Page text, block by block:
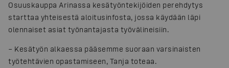
Osuuskauppa Arinassa kesätyöntekijöiden perehdytys
starttaa yhteisestä aloitusinfosta, jossa käydään läpi
olennaiset asiat työnantajasta työvälineisiin.
– Kesätyön alkaessa pääsemme suoraan varsinaisten
työtehtävien opastamiseen, Tanja toteaa.